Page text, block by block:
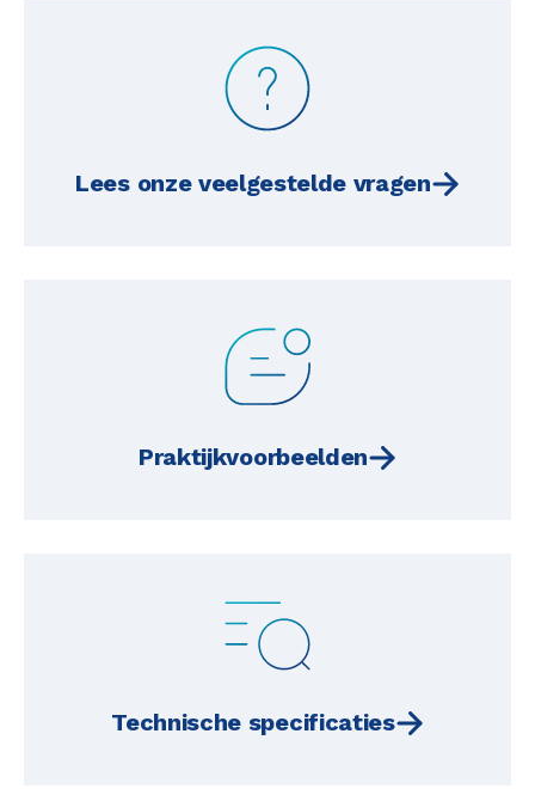
Lees onze veelgestelde vragen
Praktijkvoorbeelden
Technische specificaties